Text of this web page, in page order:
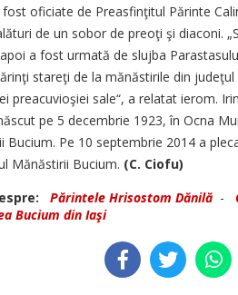
oficiate de Preasfinţitul Părinte
de un sobor de preoţi şi diaconi.
a fost urmată de slujba
stareţi de la mănăstirile din
preacuvioşiei sale“, a relatat ierom.
pe 5 decembrie 1923, în Ocna
Pe 10 septembrie 2014 a
Mănăstirii Bucium. (C. Ciofu)
Părintele Hrisostom Dănilă -
Bucium din Iaşi